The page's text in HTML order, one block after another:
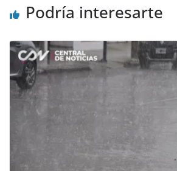
Podría interesarte